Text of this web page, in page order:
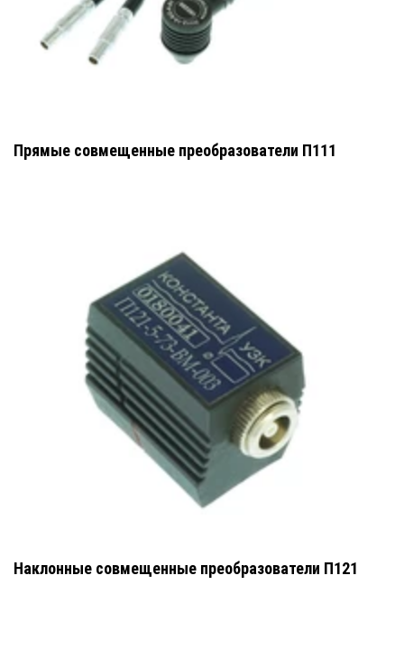
Прямые совмещенные преобразователи П111
Наклонные совмещенные преобразователи П121